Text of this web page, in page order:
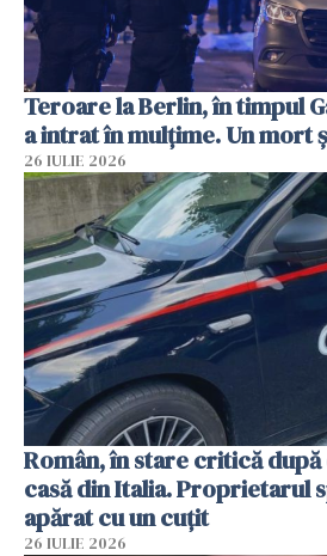
Teroare la Berlin, în timpul
a intrat în mulțime. Un mort
26 IULIE 2026
Român, în stare critică
casă din Italia. Proprietarul
apărat cu un cuțit
26 IULIE 2026